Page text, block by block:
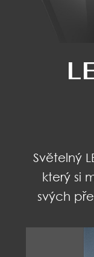
Světelný
který si
svých